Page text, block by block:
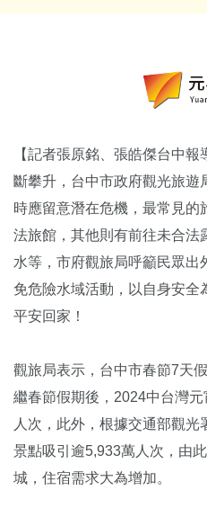
【記者張原銘、張皓傑台中
斷攀升，台中市政府觀光旅遊
時應留意潛在危機，最常見
法旅館，其他則有前往未合法
水等，市府觀旅局呼籲民眾出
免危險水域活動，以自身安全
平安回家！
觀旅局表示，台中市春節7天
繼春節假期後，2024中台灣
人次，此外，根據交通部觀
景點吸引逾5,933萬人次，由
城，住宿需求大為增加。